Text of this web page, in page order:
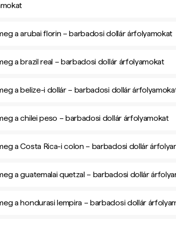
a arubai florin – barbadosi dollár árfolyamokat
a brazil real – barbadosi dollár árfolyamokat
a belize-i dollár – barbadosi dollár
a chilei peso – barbadosi dollár árfolyamokat
a Costa Rica-i colon – barbadosi dollár
a guatemalai quetzal – barbadosi dollár
a hondurasi lempira – barbadosi dollár